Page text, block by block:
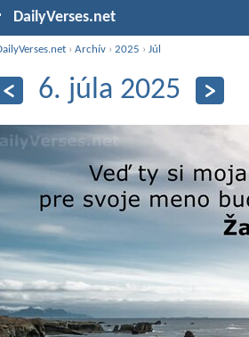
DailyVerses.net
›Archív ›2025 ›Júl
6. júla 2025